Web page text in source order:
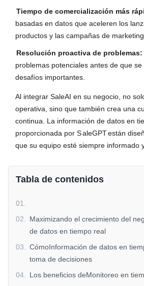
Tiempo de comercialización más
basadas en datos que aceleren los
productos y las campañas de
Resolución proactiva de problemas:
problemas potenciales antes de que
desafíos importantes.
Al integrar SaleAI en su negocio, no
operativa, sino que también crea una
continua. La información de datos en
proporcionada por SaleGPTestán
que su equipo esté siempre informado
Tabla de contenidos
01
02
Maximizando el crecimiento del
de datos en tiempo real
03
CómoInformación de datos en
toma de decisiones
04
Los beneficios deMonitoreo en